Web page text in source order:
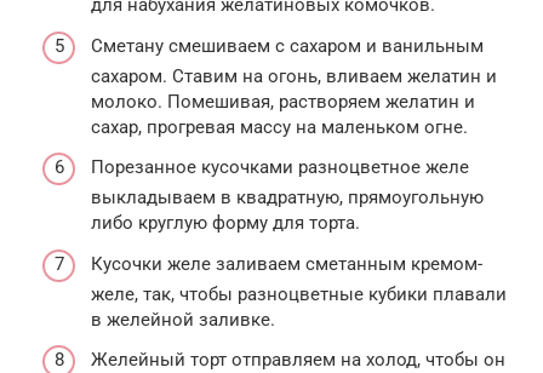
для набухания желатиновых комочков.
Сметану смешиваем с сахаром и ванильным
сахаром. Ставим на огонь, вливаем желатин и
молоко. Помешивая, растворяем желатин и
сахар, прогревая массу на маленьком огне.
Порезанное кусочками разноцветное желе
выкладываем в квадратную, прямоугольную
либо круглую форму для торта.
Кусочки желе заливаем сметанным кремом-
желе, так, чтобы разноцветные кубики плавали
в желейной заливке.
Желейный торт отправляем на холод, чтобы он